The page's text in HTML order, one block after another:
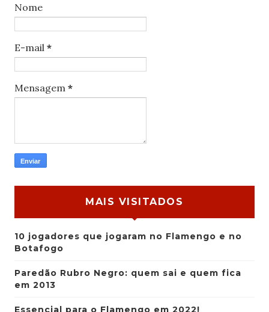
Nome
E-mail *
Mensagem *
MAIS VISITADOS
10 jogadores que jogaram no Flamengo e no
Botafogo
Paredão Rubro Negro: quem sai e quem fica
em 2013
Essencial para o Flamengo em 2022!